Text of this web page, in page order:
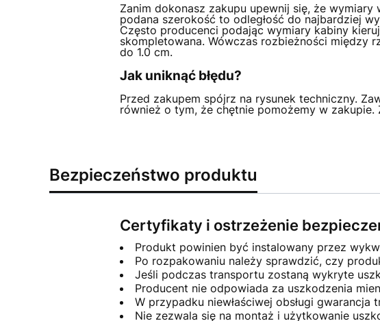
Zanim dokonasz zakupu upewnij się, że
podana szerokość to odległość do najbardziej
Często producenci podając wymiary kabiny
skompletowana. Wówczas rozbieżności między
do 1.0 cm.
Jak uniknąć błędu?
Przed zakupem spójrz na rysunek techniczny.
również o tym, że chętnie pomożemy w zakupie.
Bezpieczeństwo produktu
Certyfikaty i ostrzeżenie
Produkt powinien być instalowany przez
Po rozpakowaniu należy sprawdzić, czy
Jeśli podczas transportu zostaną wykryte
Producent nie odpowiada za uszkodzenia
W przypadku niewłaściwej obsługi gwarancja
Nie zezwala się na montaż i użytkowanie